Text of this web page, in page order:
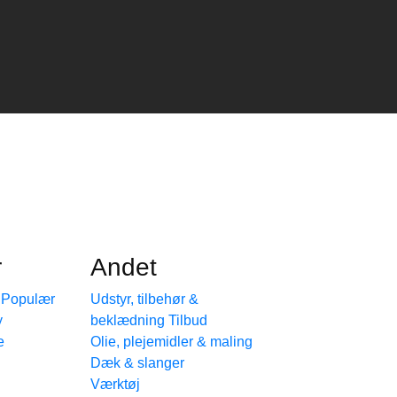
Andet
Udstyr, tilbehør &
beklædning
Olie, plejemidler & maling
Dæk & slanger
Værktøj